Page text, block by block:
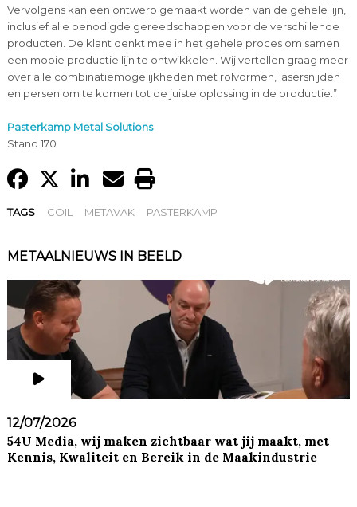
Vervolgens kan een ontwerp gemaakt worden van de gehele lijn,
inclusief alle benodigde gereedschappen voor de verschillende
producten. De klant denkt mee in het gehele proces om samen
een mooie productie lijn te ontwikkelen. Wij vertellen graag meer
over alle combinatiemogelijkheden met rolvormen, lasersnijden
en persen om te komen tot de juiste oplossing in de productie.”
Pasterkamp Metal Solutions
Stand 170
TAGS COIL METAVAK PASTERKAMP
METAALNIEUWS IN BEELD
12/07/2026
54U Media, wij maken zichtbaar wat jij maakt, met
Kennis, Kwaliteit en Bereik in de Maakindustrie